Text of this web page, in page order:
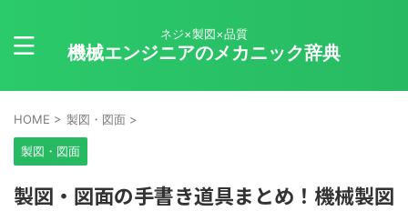
ネジ×製図×品質
機械エンジニアのメカニック辞典
HOME > 製図・図面 >
製図・図面
製図・図面の手書き道具まとめ！機械製図